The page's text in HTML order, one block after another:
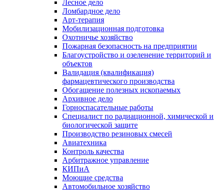
Лесное дело
Ломбардное дело
Арт-терапия
Мобилизационная подготовка
Охотничье хозяйство
Пожарная безопасность на предприятии
Благоустройство и озеленение территорий и
объектов
Валидация (квалификация)
фармацевтического производства
Обогащение полезных ископаемых
Архивное дело
Горноспасательные работы
Специалист по радиационной, химической и
биологической защите
Производство резиновых смесей
Авиатехника
Контроль качества
Арбитражное управление
КИПиА
Моющие средства
Автомобильное хозяйство